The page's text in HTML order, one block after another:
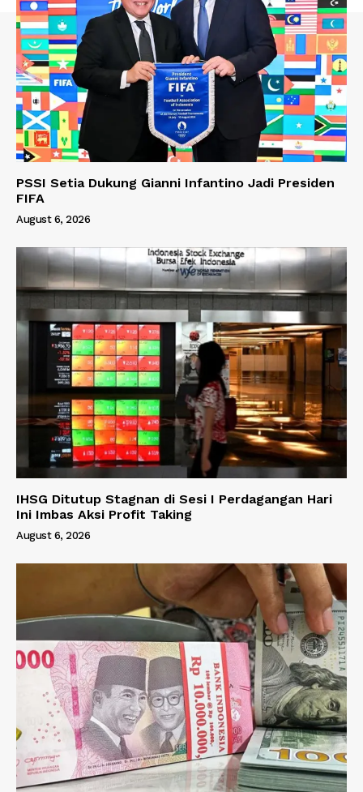
PSSI Setia Dukung Gianni Infantino Jadi Presiden
FIFA
August 6, 2026
IHSG Ditutup Stagnan di Sesi I Perdagangan Hari
Ini Imbas Aksi Profit Taking
August 6, 2026